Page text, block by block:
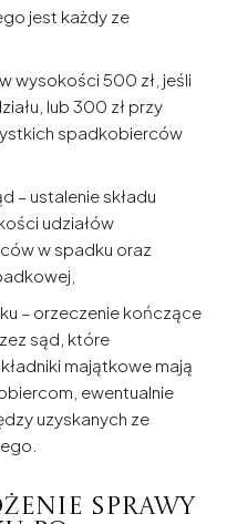
jest każdy ze
wysokości 500 zł, jeśli
lub 300 zł przy
spadkobierców
– ustalenie składu
udziałów
w spadku oraz
– orzeczenie kończące
sąd, które
majątkowe mają
ewentualnie
uzyskanych ze
sprawy